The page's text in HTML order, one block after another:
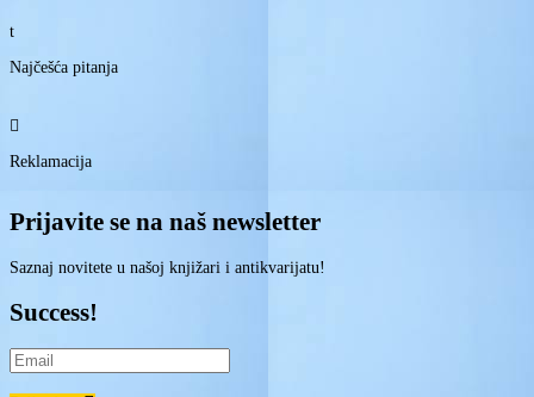
t
Najčešća pitanja

Reklamacija
Prijavite se na naš newsletter
Saznaj novitete u našoj knjižari i antikvarijatu!
Success!